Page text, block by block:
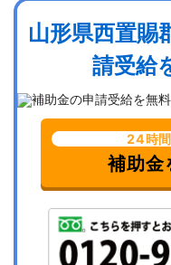
山形県西置賜
請受給
24時
補助金